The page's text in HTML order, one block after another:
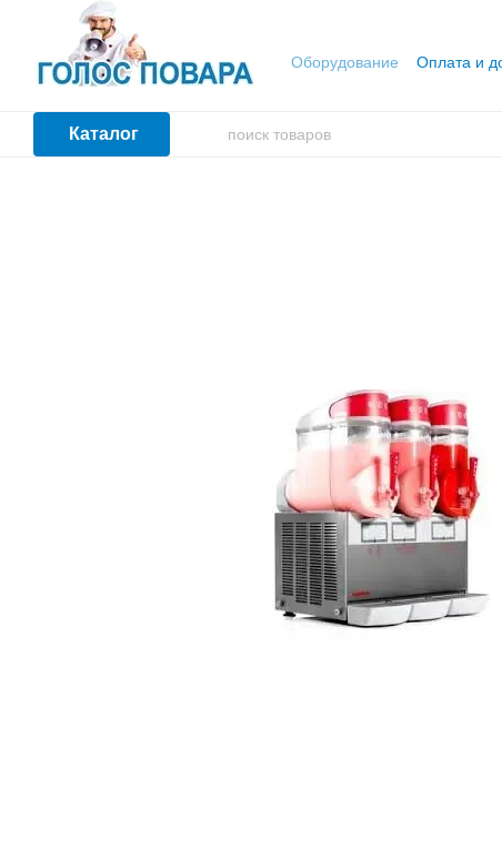
Перейти к основному контенту
Оборудование Оплата и
Каталог